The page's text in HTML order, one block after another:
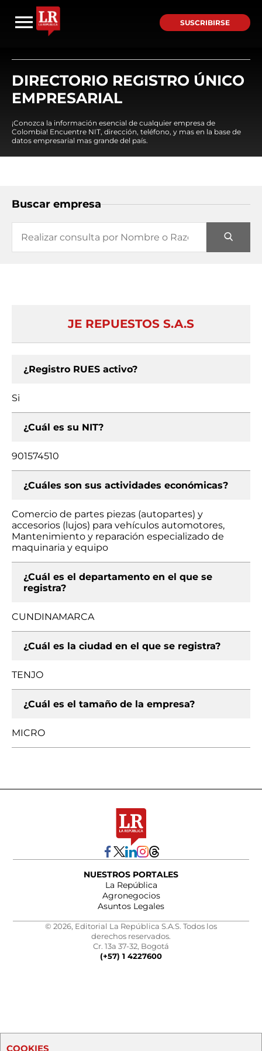
SUSCRIBIRSE
DIRECTORIO REGISTRO ÚNICO
EMPRESARIAL
¡Conozca la información esencial de cualquier empresa de
Colombia! Encuentre NIT, dirección, teléfono, y mas en la base de
datos empresarial mas grande del país.
Buscar empresa
JE REPUESTOS S.A.S
¿Registro RUES activo?
Si
¿Cuál es su NIT?
901574510
¿Cuáles son sus actividades económicas?
Comercio de partes piezas (autopartes) y
accesorios (lujos) para vehículos automotores,
Mantenimiento y reparación especializado de
maquinaria y equipo
¿Cuál es el departamento en el que se
registra?
CUNDINAMARCA
¿Cuál es la ciudad en el que se registra?
TENJO
¿Cuál es el tamaño de la empresa?
MICRO
NUESTROS PORTALES
La República
Agronegocios
Asuntos Legales
© 2026, Editorial La República S.A.S. Todos los
derechos reservados.
Cr. 13a 37-32, Bogotá
(+57) 1 4227600
COOKIES